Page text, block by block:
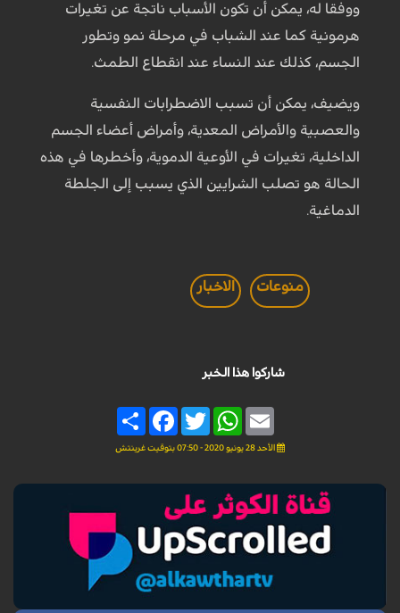
ووفقا له، يمكن أن تكون الأسباب ناتجة عن تغيرات
هرمونية كما عند الشباب في مرحلة نمو وتطور
الجسم، كذلك عند النساء عند انقطاع الطمث.
ويضيف، يمكن أن تسبب الاضطرابات النفسية
والعصبية والأمراض المعدية، وأمراض أعضاء الجسم
الداخلية، تغيرات في الأوعية الدموية، وأخطرها في هذه
الحالة هو تصلب الشرايين الذي يسبب إلى الجلطة
الدماغية.
منوعات الاخبار
شاركوا هذا الخبر
Share
FacebookTwitter
WhatsAppEmail
الأحد 28 يونيو 2020 - 07:50 بتوقيت غرينتش